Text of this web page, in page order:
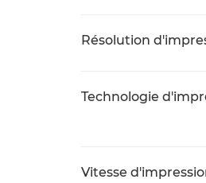
Résolution
Technologie
Vitesse